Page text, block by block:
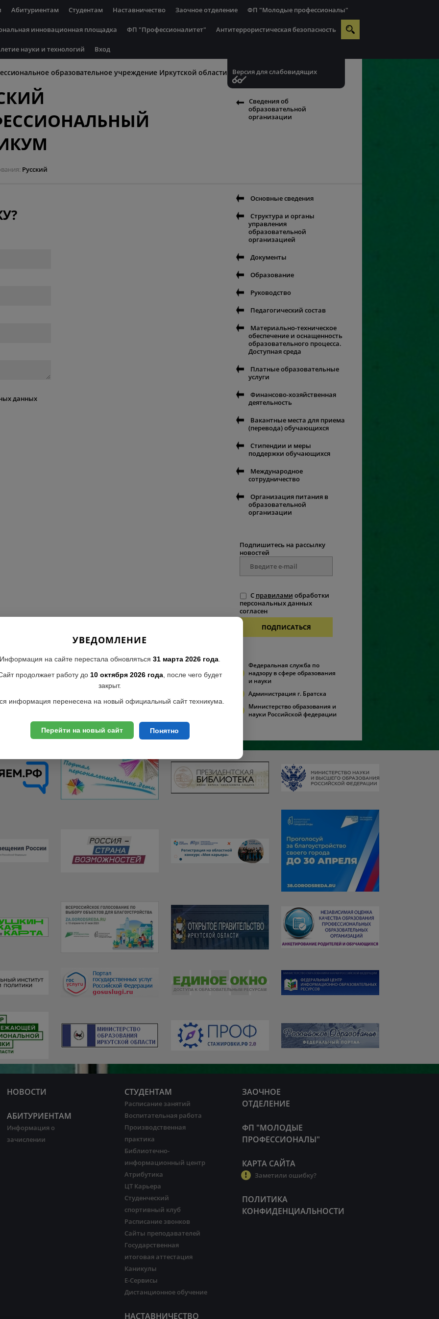
Абитуриентам Студентам Наставничество Заочное отделение ФП "Молодые профессионалы"
инновационная площадка ФП "Профессионалитет" Антитеррористическая безопасность
науки и технологий Вход
образовательное учреждение Иркутской области
Русский
Версия для слабовидящих
Сведения об
образовательной
организации
данных
Основные сведения
Структура и органы
управления
образовательной
организацией
Документы
Образование
Руководство
Педагогический состав
Материально-техническое
обеспечение и оснащенность
образовательного процесса.
Доступная среда
Платные образовательные
услуги
Финансово-хозяйственная
деятельность
Вакантные места для приема
(перевода) обучающихся
Стипендии и меры
поддержки обучающихся
Международное
сотрудничество
Организация питания в
образовательной
организации
Подпишитесь на рассылку
новостей
С правилами обработки
персональных данных
согласен
ПОДПИСАТЬСЯ
Федеральная служба по
надзору в сфере образования
и науки
Администрация г. Братска
Министерство образования и
науки Российской федерации
НОВОСТИ
АБИТУРИЕНТАМ
Информация о
зачислении
СТУДЕНТАМ
Расписание занятий
Воспитательная работа
Производственная
практика
Библиотечно-
информационный центр
Атрибутика
ЦТ Карьера
Студенческий
спортивный клуб
Расписание звонков
Сайты преподавателей
Государственная
итоговая аттестация
Каникулы
Е-Сервисы
Дистанционное обучение
НАСТАВНИЧЕСТВО
ЗАОЧНОЕ
ОТДЕЛЕНИЕ
ФП "МОЛОДЫЕ
ПРОФЕССИОНАЛЫ"
КАРТА САЙТА
Заметили ошибку?
ПОЛИТИКА
КОНФИДЕНЦИАЛЬНОСТИ
УВЕДОМЛЕНИЕ
на сайте перестала обновляться 31 марта 2026 года.
продолжает работу до 10 октября 2026 года, после чего будет
закрыт.
информация перенесена на новый официальный сайт техникума.
Перейти на новый сайт Понятно